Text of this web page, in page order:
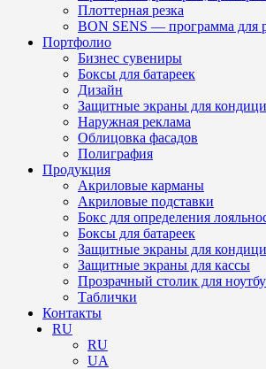
Плоттерная резка
BON SENS — программа для
Портфолио
Бизнес сувениры
Боксы для батареек
Дизайн
Защитные экраны для
Наружная реклама
Облицовка фасадов
Полиграфия
Продукция
Акриловые карманы
Акриловые подставки
Бокс для определения
Боксы для батареек
Защитные экраны для
Защитные экраны для кассы
Прозрачный столик для
Таблички
Контакты
RU
RU
UA